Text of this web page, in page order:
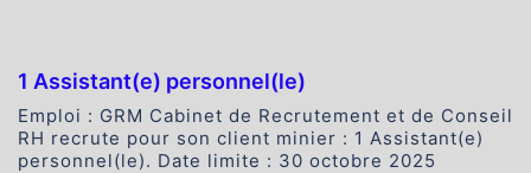
1 Assistant(e) personnel(le)
Emploi : GRM Cabinet de Recrutement et de Conseil
RH recrute pour son client minier : 1 Assistant(e)
personnel(le). Date limite : 30 octobre 2025